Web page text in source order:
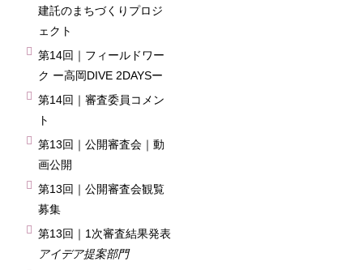
建託のまちづくりプロジ
ェクト
第14回｜フィールドワー
ク ー高岡DIVE 2DAYSー
第14回｜審査委員コメン
ト
第13回｜公開審査会｜動
画公開
第13回｜公開審査会観覧
募集
第13回｜1次審査結果発表
アイデア提案部門